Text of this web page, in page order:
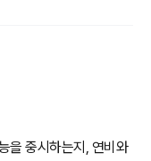
을 중시하는지, 연비와